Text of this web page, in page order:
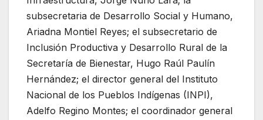
subsecretaria de Desarrollo Social y Humano,
Ariadna Montiel Reyes; el subsecretario de
Inclusión Productiva y Desarrollo Rural de la
Secretaría de Bienestar, Hugo Raúl Paulín
Hernández; el director general del Instituto
Nacional de los Pueblos Indígenas (INPI),
Adelfo Regino Montes; el coordinador general